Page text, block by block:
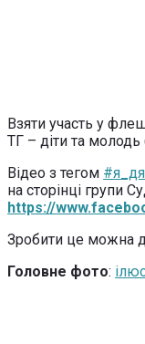
Взяти участь у
ТГ – діти та молодь
Відео з тегом
на сторінці групи
https://
Зробити це можна
Головне фото: